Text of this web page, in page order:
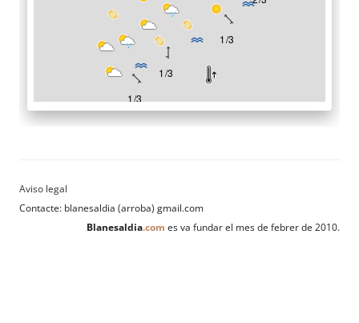
Contacte: blanesaldia (arroba) gmail.com
Blanesaldia.com es va fundar el mes de febrer de 2010.